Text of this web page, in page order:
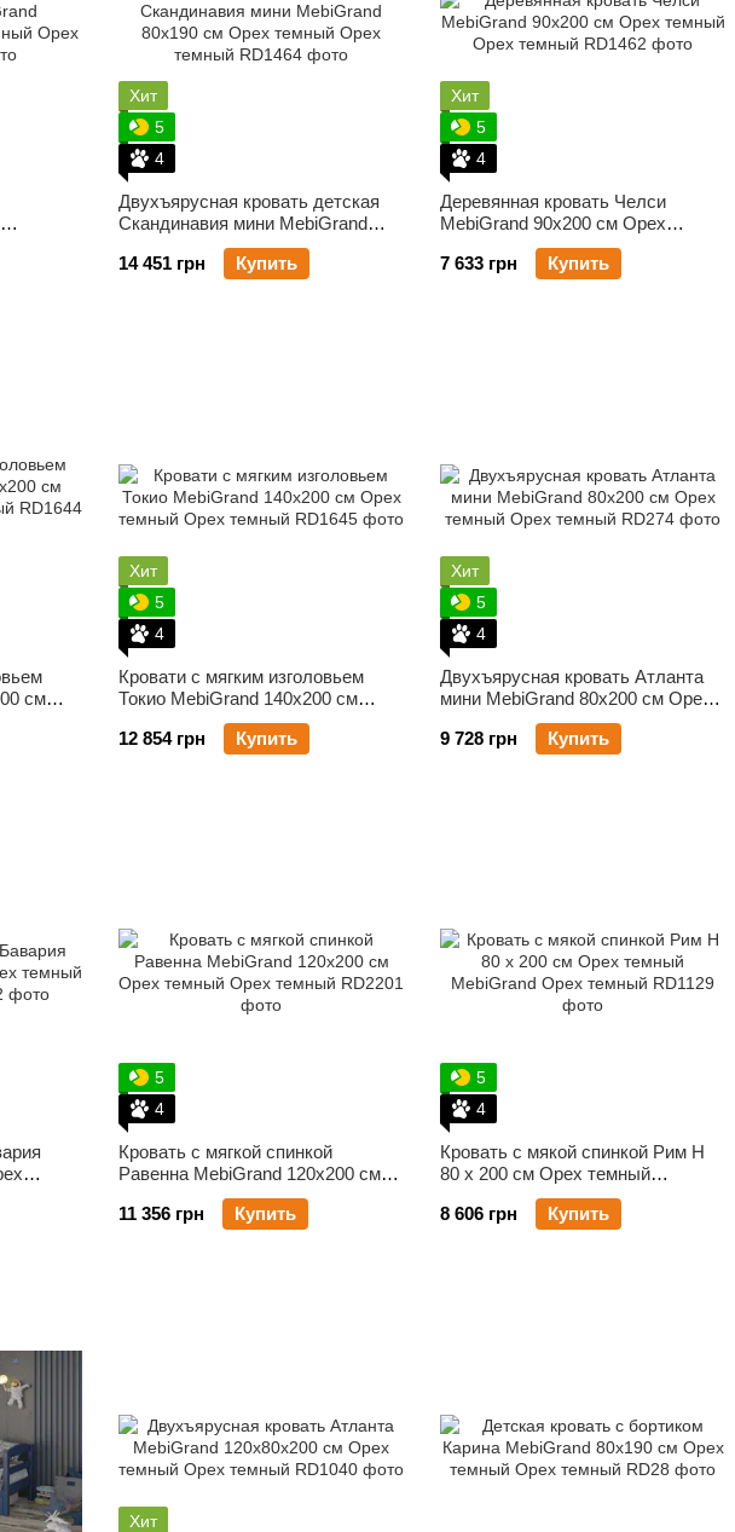
Хит
5
4
Двухъярусная кровать детская
Скандинавия мини MebiGrand
80х190 см Орех темный
14 451 грн
Купить
Хит
5
4
Деревянная кровать Челси
MebiGrand 90х200 см Орех
7 633 грн
Купить
см
Хит
5
4
Кровати с мягким изголовьем
Токио MebiGrand 140х200 см
Орех темный
12 854 грн
Купить
Хит
5
4
Двухъярусная кровать Атланта
мини MebiGrand 80х200 см Орех
9 728 грн
Купить
5
4
Кровать с мягкой спинкой
Равенна MebiGrand 120х200 см
Орех темный
11 356 грн
Купить
5
4
Кровать с мякой спинкой Рим Н
80 х 200 см Орех темный
8 606 грн
Купить
Хит